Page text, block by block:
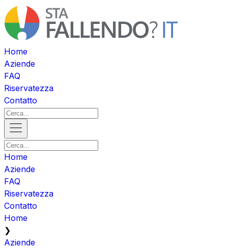
Home
Aziende
FAQ
Riservatezza
Contatto
Home
Aziende
FAQ
Riservatezza
Contatto
Home
❯
Aziende